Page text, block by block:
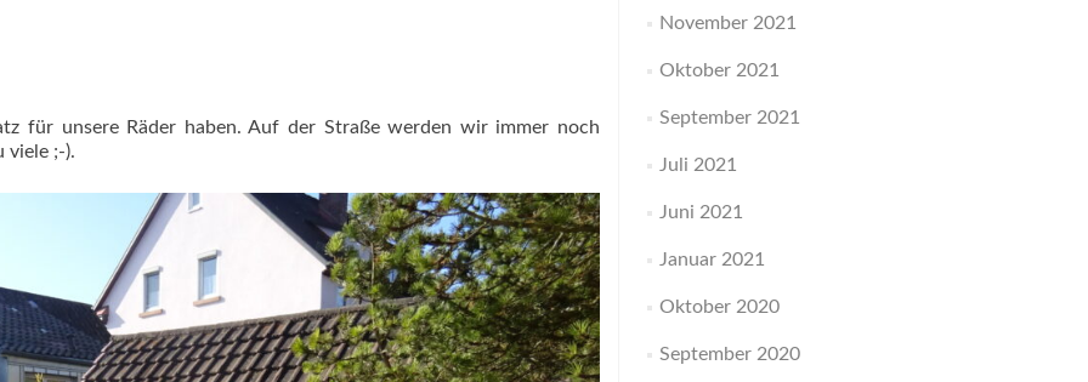
für unsere Räder haben. Auf der Straße werden wir immer noch
viele ;-).
November 2021
Oktober 2021
September 2021
Juli 2021
Juni 2021
Januar 2021
Oktober 2020
September 2020